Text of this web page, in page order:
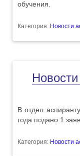
обучения.
Категория: Новости
В отдел
года подано 1
Категория: Новости